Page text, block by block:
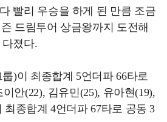
빨리 우승을 하게 된 만큼 조금
드림투어 상금왕까지 도전해
졌다.
)이 최종합계 5언더파 66타로
안(22), 김유민(25), 유아현(19),
최종합계 4언더파 67타로 공동 3